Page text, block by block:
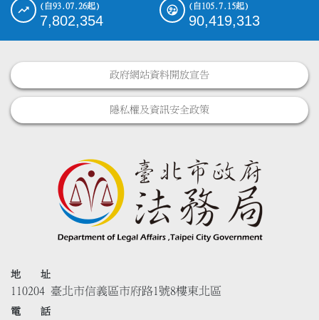
(自93.07.26起)
7,802,354
(自105.7.15起)
90,419,313
政府網站資料開放宣告
隱私權及資訊安全政策
地 址
110204 臺北市信義區市府路1號8樓東北區
電 話